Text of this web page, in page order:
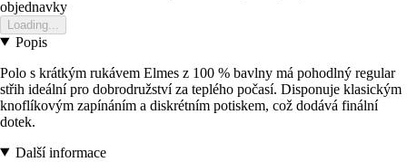
objednavky
Loading...
Popis
Polo s krátkým rukávem Elmes z 100 % bavlny má pohodlný regular
střih ideální pro dobrodružství za teplého počasí. Disponuje klasickým
knoflíkovým zapínáním a diskrétním potiskem, což dodává finální
dotek.
Další informace